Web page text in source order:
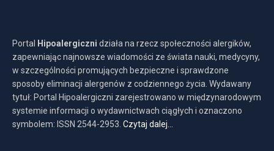
Portal Hipoalergiczni działa na rzecz społeczności alergików,
zapewniając najnowsze wiadomości ze świata nauki, medycyny,
w szczególności promujących bezpieczne i sprawdzone
sposoby eliminacji alergenów z codziennego życia. Wydawany
tytuł: Portal Hipoalergiczni zarejestrowano w międzynarodowym
systemie informacji o wydawnictwach ciągłych i oznaczono
symbolem: ISSN 2544-2953. Czytaj dalej…